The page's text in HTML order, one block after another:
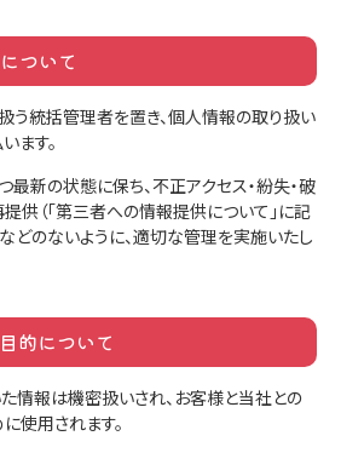
ついて
う統括管理者を置き、個人情報の取り扱い
ます。
最新の状態に保ち、不正アクセス・紛失・破
供（「第三者への情報提供について」に記
どのないように、適切な管理を実施いたし
的について
情報は機密扱いされ、お客様と当社との
使用されます。